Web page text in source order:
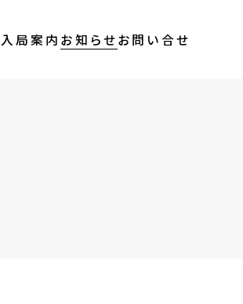
局案内 お知らせお問い合せ